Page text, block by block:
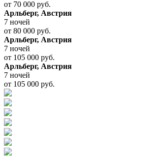
от 70 000 руб.
Арльберг, Австрия
7 ночей
от 80 000 руб.
Арльберг, Австрия
7 ночей
от 105 000 руб.
Арльберг, Австрия
7 ночей
от 105 000 руб.